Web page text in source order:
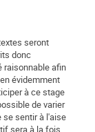
seront
donc
raisonnable afin
évidemment
à ce stage
de varier
se sentir à l'aise
sera à la fois